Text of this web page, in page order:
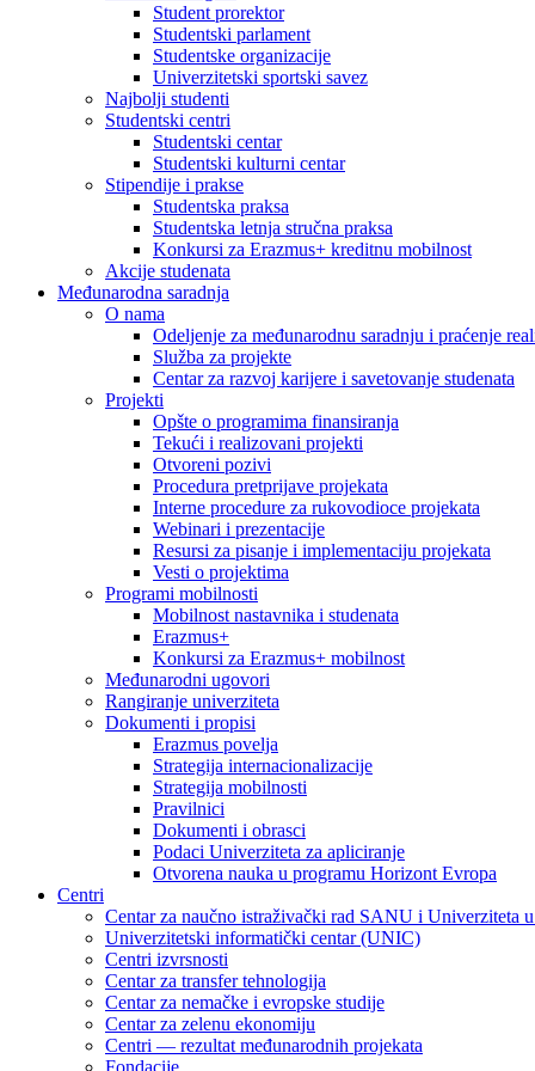
Student prorektor
Studentski parlament
Studentske organizacije
Univerzitetski sportski savez
Najbolji studenti
Studentski centri
Studentski centar
Studentski kulturni centar
Stipendije i prakse
Studentska praksa
Studentska letnja stručna praksa
Konkursi za Erazmus+ kreditnu mobilnost
Akcije studenata
Međunarodna saradnja
O nama
Odeljenje za međunarodnu saradnju i praćenje
Služba za projekte
Centar za razvoj karijere i savetovanje studenata
Projekti
Opšte o programima finansiranja
Tekući i realizovani projekti
Otvoreni pozivi
Procedura pretprijave projekata
Interne procedure za rukovodioce projekata
Webinari i prezentacije
Resursi za pisanje i implementaciju projekata
Vesti o projektima
Programi mobilnosti
Mobilnost nastavnika i studenata
Erazmus+
Konkursi za Erazmus+ mobilnost
Međunarodni ugovori
Rangiranje univerziteta
Dokumenti i propisi
Erazmus povelja
Strategija internacionalizacije
Strategija mobilnosti
Pravilnici
Dokumenti i obrasci
Podaci Univerziteta za apliciranje
Otvorena nauka u programu Horizont Evropa
Centri
Centar za naučno istraživački rad SANU i Univerziteta
Univerzitetski informatički centar (UNIC)
Centri izvrsnosti
Centar za transfer tehnologija
Centar za nemačke i evropske studije
Centar za zelenu ekonomiju
Centri — rezultat međunarodnih projekata
Fondacije